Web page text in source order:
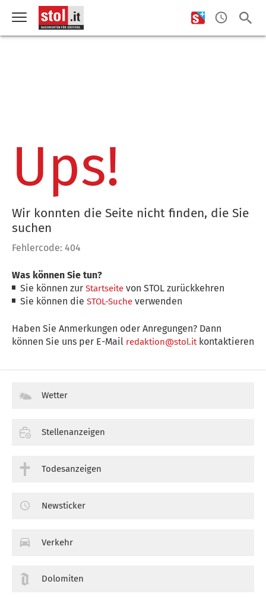
Ups!
Wir konnten die Seite nicht finden, die Sie
suchen
Fehlercode: 404
Was können Sie tun?
Sie können zurStartseite von STOL zurückkehren
Sie können dieSTOL-Suche verwenden
Haben Sie Anmerkungen oder Anregungen? Dann
können Sie uns per E-Mail redaktion@stol.itkontaktieren
Wetter
Stellenanzeigen
Todesanzeigen
Newsticker
Verkehr
Dolomiten